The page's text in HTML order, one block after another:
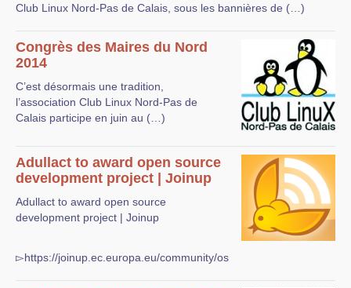
Club Linux Nord-Pas de Calais, sous les bannières de (…)
Congrès des Maires du Nord
2014
C’est désormais une tradition,
l’association Club Linux Nord-Pas de
Calais participe en juin au (…)
Adullact to award open source
development project | Joinup
Adullact to award open source
development project | Joinup
▻https://joinup.ec.europa.eu/community/os